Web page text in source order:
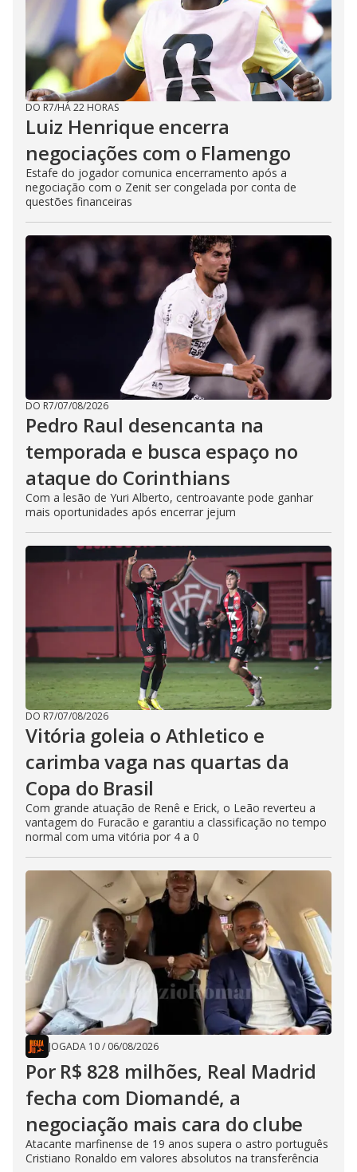
DO R7/HÁ 22 HORAS
Luiz Henrique encerra
negociações com o Flamengo
Estafe do jogador comunica encerramento após a
negociação com o Zenit ser congelada por conta de
questões financeiras
DO R7/07/08/2026
Pedro Raul desencanta na
temporada e busca espaço no
ataque do Corinthians
Com a lesão de Yuri Alberto, centroavante pode ganhar
mais oportunidades após encerrar jejum
DO R7/07/08/2026
Vitória goleia o Athletico e
carimba vaga nas quartas da
Copa do Brasil
Com grande atuação de Renê e Erick, o Leão reverteu a
vantagem do Furacão e garantiu a classificação no tempo
normal com uma vitória por 4 a 0
JOGADA 10/ 06/08/2026
Por R$ 828 milhões, Real Madrid
fecha com Diomandé, a
negociação mais cara do clube
Atacante marfinense de 19 anos supera o astro português
Cristiano Ronaldo em valores absolutos na transferência